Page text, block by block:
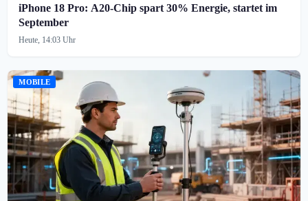
iPhone 18 Pro: A20-Chip spart 30% Energie, startet im
September
Heute, 14:03 Uhr
MOBILE